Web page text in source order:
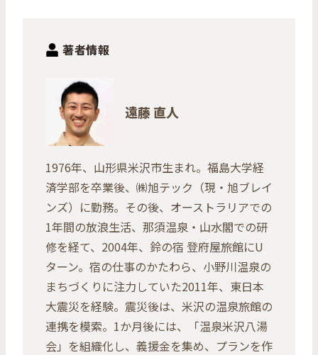
著者情報
遠藤 直人
1976年、山形県米沢市生まれ。福島大学経
済学部を卒業後、㈱旭テック（現・旭ブレイ
ンズ）に勤務。その後、オーストラリアでの
1年間の放浪生活、那須温泉・山水閣での研
修を経て、2004年、鈴の宿 登府屋旅館にU
ターン。宿の仕事のかたわら、小野川温泉の
まちづくりに注力していた2011年、東日本
大震災を経験。震災後は、米沢の温泉旅館の
連携を模索。1か月後には、「温泉米沢八湯
会」を組織化し、義援金を集め、プランを作